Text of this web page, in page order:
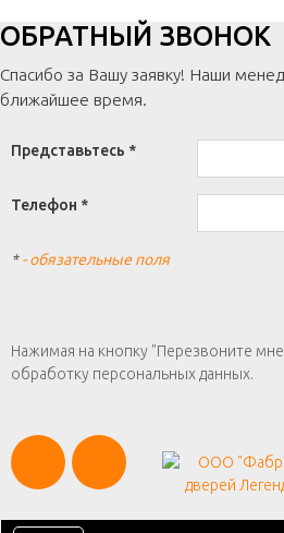
ОБРАТНЫЙ ЗВОНОК
Спасибо за Вашу заявку! Наши
ближайшее время.
Представьтесь *
Телефон *
*- обязательные поля
Нажимая на кнопку "Перезвоните
обработку персональных данных.